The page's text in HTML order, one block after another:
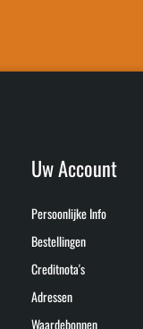
Uw Account
Persoonlijke Info
Bestellingen
Creditnota's
Adressen
Waardebonnen